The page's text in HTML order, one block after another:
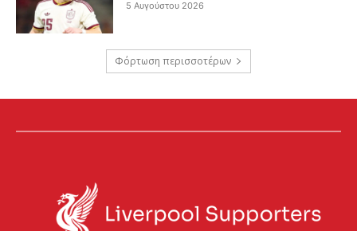
5 Αυγούστου 2026
Φόρτωση περισσοτέρων